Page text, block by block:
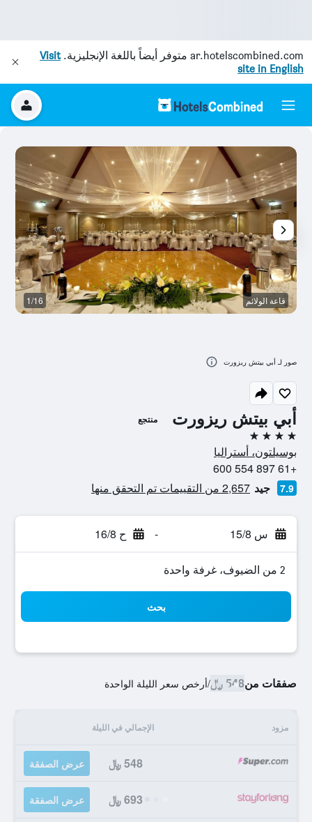
ar.hotelscombined.com متوفر أيضاً باللغة الإنجليزية.Visit
site in English
أبي بيتش ريزورت منتجع
4 نجوم
بوسيلتون، أستراليا
+61 897 554 600
7.9 جيد 2,657 من التقييمات تم التحقق منها
س 15/8 - ح 16/8
2 من الضيوف، غرفة واحدة
بحث
صفقات من548 ﷼ /أرخص سعر الليلة الواحدة
مزود الإجمالي في الليلة
548 ﷼ عرض الصفقة
693 ﷼ عرض الصفقة
قاعة الولائم 1/16
صور لـ أبي بيتش ريزورت